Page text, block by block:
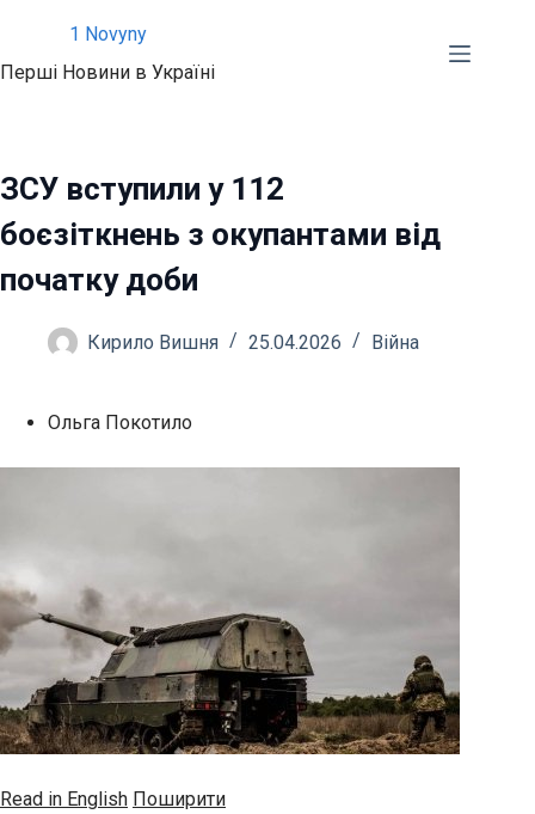
вмісту
1 Novyny
Перші Новини в Україні
ЗСУ вступили у 112
боєзіткнень з окупантами від
початку доби
Кирило Вишня 25.04.2026 Війна
Ольга Покотило
Read in English Поширити